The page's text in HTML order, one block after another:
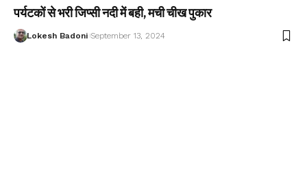
पर्यटकों से भरी जिप्सी नदी में बही, मची चीख पुकार
Lokesh Badoni September 13, 2024